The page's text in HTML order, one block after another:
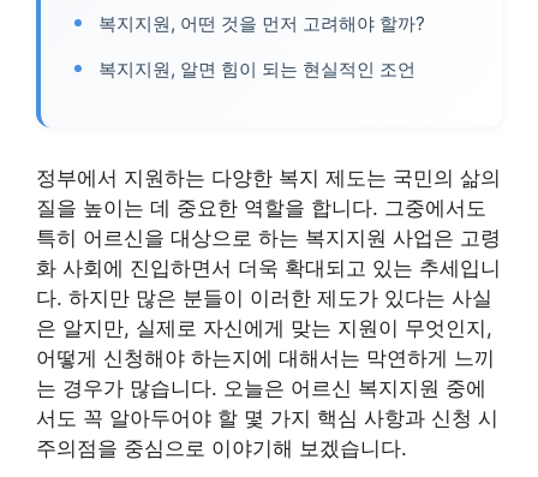
복지지원, 어떤 것을 먼저 고려해야 할까?
복지지원, 알면 힘이 되는 현실적인 조언
정부에서 지원하는 다양한 복지 제도는 국민의 삶의
질을 높이는 데 중요한 역할을 합니다. 그중에서도
특히 어르신을 대상으로 하는 복지지원 사업은 고령
화 사회에 진입하면서 더욱 확대되고 있는 추세입니
다. 하지만 많은 분들이 이러한 제도가 있다는 사실
은 알지만, 실제로 자신에게 맞는 지원이 무엇인지,
어떻게 신청해야 하는지에 대해서는 막연하게 느끼
는 경우가 많습니다. 오늘은 어르신 복지지원 중에
서도 꼭 알아두어야 할 몇 가지 핵심 사항과 신청 시
주의점을 중심으로 이야기해 보겠습니다.